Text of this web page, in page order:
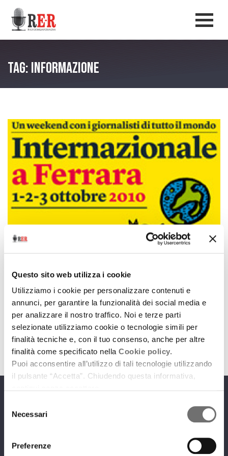
Questo sito web utilizza i cookie
Utilizziamo i cookie per personalizzare contenuti e
annunci, per garantire la funzionalità dei social media e
per analizzare il nostro traffico. Noi e terze parti
selezionate utilizziamo cookie o tecnologie simili per
finalità tecniche e, con il tuo consenso, anche per altre
finalità come specificato nella Cookie policy.
Puoi acconsentire all’utilizzo di tali tecnologie utilizzando
il pulsante “Accetta”. Chiudendo questa informativa,
delNecessari
Preferenze
Salta al contenuto principale
Tag: informazione
A Ferrara, il giro del mondo in tre giorni del
giornalismo “Internazionale”
6 ottobre 2010
Ascolta downloadPodcast